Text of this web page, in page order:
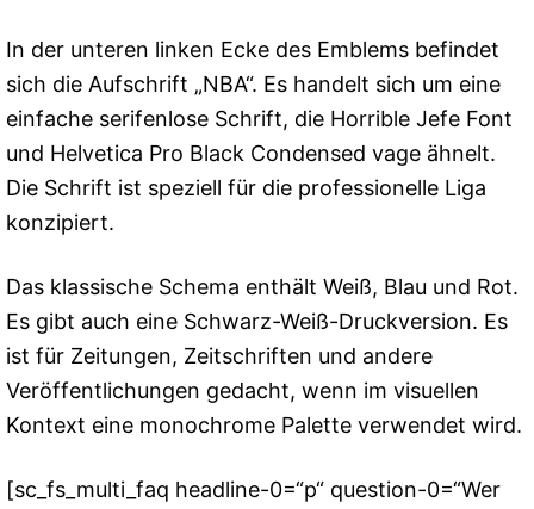
In der unteren linken Ecke des Emblems befindet
sich die Aufschrift „NBA“. Es handelt sich um eine
einfache serifenlose Schrift, die Horrible Jefe Font
und Helvetica Pro Black Condensed vage ähnelt.
Die Schrift ist speziell für die professionelle Liga
konzipiert.
Das klassische Schema enthält Weiß, Blau und Rot.
Es gibt auch eine Schwarz-Weiß-Druckversion. Es
ist für Zeitungen, Zeitschriften und andere
Veröffentlichungen gedacht, wenn im visuellen
Kontext eine monochrome Palette verwendet wird.
[sc_fs_multi_faq headline-0=“p“ question-0=“Wer